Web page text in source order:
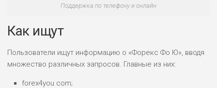
Поддержка по телефону и онлайн
Как ищут
Пользователи ищут информацию о «Форекс Фо Ю», вводя
множество различных запросов. Главные из них:
forex4you com;